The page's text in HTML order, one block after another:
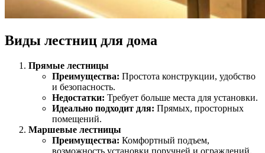
Виды лестниц для дома
Прямые лестницы
Преимущества: Простота конструкции, удобство
и безопасность.
Недостатки: Требует больше места для установки.
Идеально подходит для: Прямых, просторных
помещений.
Маршевые лестницы
Преимущества: Комфортный подъем,
возможность установки поручней и ограждений.